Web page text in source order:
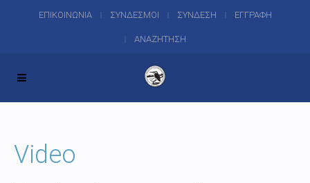
ΕΠΙΚΟΙΝΩΝΙΑ ΣΥΝΔΕΣΜΟΙ ΣΥΝΔΕΣΗ ΕΓΓΡΑΦΗ
ΑΝΑΖΗΤΗΣΗ
Video